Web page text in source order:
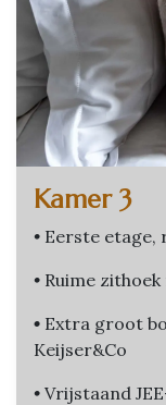
Kamer 3
• Eerste etage,
• Ruime
• Extra groot
Keijser&Co
• Vrijstaand